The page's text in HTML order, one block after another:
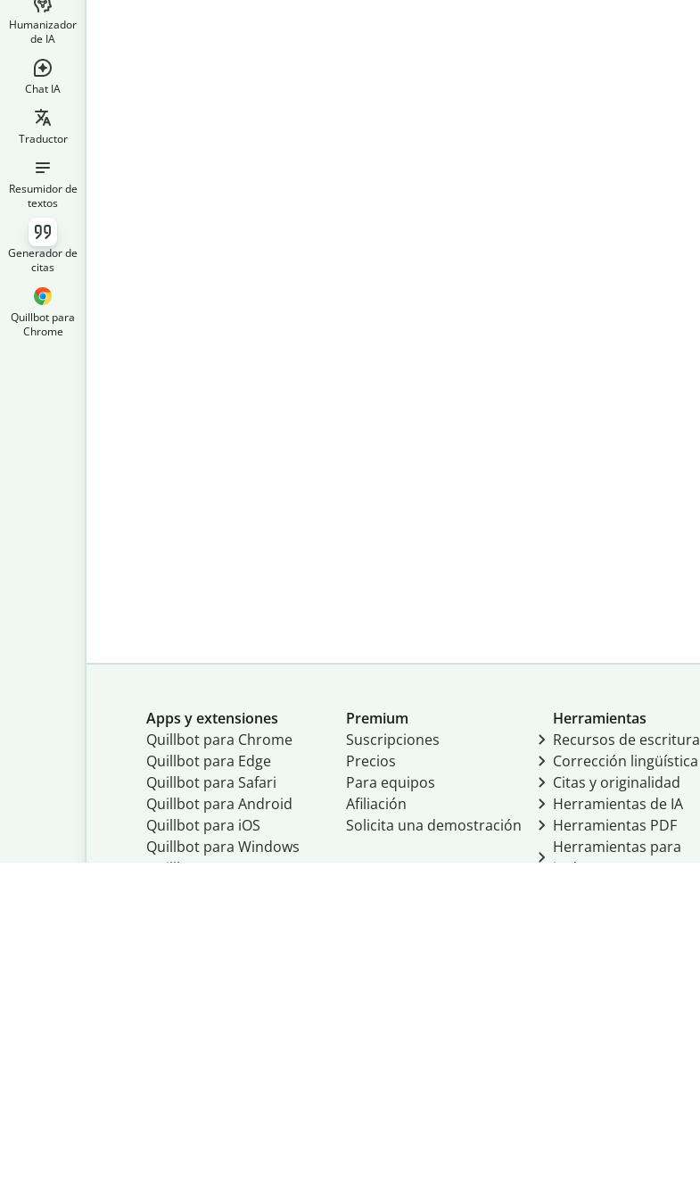
Humanizador
de IA
Chat IA
Traductor
Resumidor de
textos
Generador de
citas
Quillbot para
Chrome
Apps y extensiones
Quillbot para Chrome
Quillbot para Edge
Quillbot para Safari
Quillbot para Android
Quillbot para iOS
Quillbot para Windows
Quillbot para macOS
Premium
Suscripciones
Precios
Para equipos
Afiliación
Solicita una demostración
Herramientas
Recursos de escritura
Corrección lingüística
Citas y originalidad
Herramientas de IA
Herramientas PDF
Herramientas para
imágenes